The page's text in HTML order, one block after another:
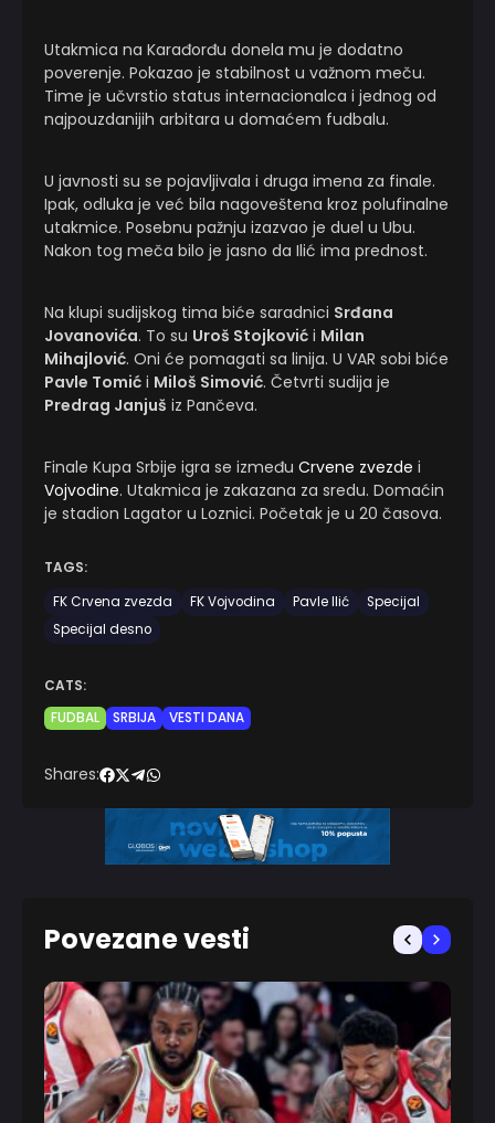
Utakmica na Karađorđu donela mu je dodatno
poverenje. Pokazao je stabilnost u važnom meču.
Time je učvrstio status internacionalca i jednog od
najpouzdanijih arbitara u domaćem fudbalu.
U javnosti su se pojavljivala i druga imena za finale.
Ipak, odluka je već bila nagoveštena kroz polufinalne
utakmice. Posebnu pažnju izazvao je duel u Ubu.
Nakon tog meča bilo je jasno da Ilić ima prednost.
Na klupi sudijskog tima biće saradnici Srđana
Jovanovića. To su Uroš Stojković i Milan
Mihajlović. Oni će pomagati sa linija. U VAR sobi biće
Pavle Tomić i Miloš Simović. Četvrti sudija je
Predrag Janjuš iz Pančeva.
Finale Kupa Srbije igra se između Crvene zvezde i
Vojvodine. Utakmica je zakazana za sredu. Domaćin
je stadion Lagator u Loznici. Početak je u 20 časova.
TAGS:
FK Crvena zvezda
FK Vojvodina Pavle Ilić
Specijal
Specijal desno
CATS:
FUDBAL
SRBIJA VESTI DANA
Shares:
Povezane vesti